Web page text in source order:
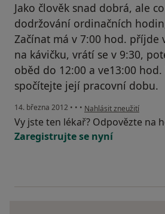
Jako člověk snad dobrá, ale
dodržování ordinačních
Začínat má v 7:00 hod. příjde
na kávičku, vrátí se v 9:30,
oběd do 12:00 a ve13:00
spočítejte její pracovní dobu.
14. března 2012 • • • podle názoru uživatele
Nahlásit zneužití
Vy jste ten lékař? Odpovězte na
Zaregistrujte se nyní